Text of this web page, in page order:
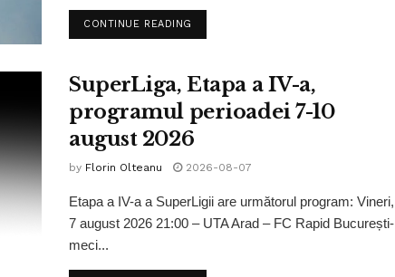
CONTINUE READING
SuperLiga, Etapa a IV-a,
programul perioadei 7-10
august 2026
by Florin Olteanu 2026-08-07
Etapa a IV-a a SuperLigii are următorul program: Vineri,
7 august 2026 21:00 – UTA Arad – FC Rapid București-
meci...